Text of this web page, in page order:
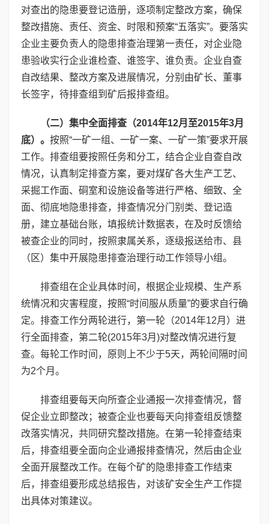
对查出的隐患要登记造册，逐项制定整改方案，确保
整改措施、责任、资金、时限和预案“五落实”。要落实
企业主要负责人的隐患排查治理第一责任，对企业隐
患验收实行企业谁检查、谁签字、谁负责。企业自查
自改结果、整改方案及进展情况，分别由矿长、董事
长签字，待排查组到矿后报排查组。
（二）集中全面排查（2014年12月至2015年3月
底）。 按照“一矿一组、一矿一案、一矿一策”要求开展
工作。排查组要按照任务和分工，结合企业自查自改
情况，认真制定排查方案，要对煤矿各大生产工艺、
采掘工作面、硐室和设施设备等进行严格、细致、全
面、彻底地隐患排查，排查情况分门别类、登记造
册，建立基础台账，填报统计数据表，在及时反馈给
被查企业的同时，按照隶属关系，逐级报送给市、县
（区）集中开展隐患排查治理行动工作领导小组。
排查组在企业具体时间，根据企业规模、生产系
统情况和灾害程度，按照“时间服从质量”的要求自行确
定。排查工作分两轮进行，第一轮（2014年12月）进
行全面排查，第二轮(2015年3月)对整改情况进行复
查。每轮工作时间，原则上不少于5天，两轮间隔时间
为2个月。
排查组要每天向所查企业通报一次排查情况，督
促企业立即整改；被查企业也要每天向排查组反馈整
改落实情况，共同研究整改措施。在第一轮排查结束
后，排查组要全面向企业通报排查情况，然后由企业
全面开展整改工作。在每个矿的隐患排查工作结束
后，排查组要形成总结报告，对该矿安全生产工作提
出具体对策建议。